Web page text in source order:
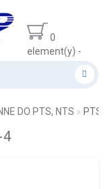
0
element(y) -
DO PTS, NTS PTS
4